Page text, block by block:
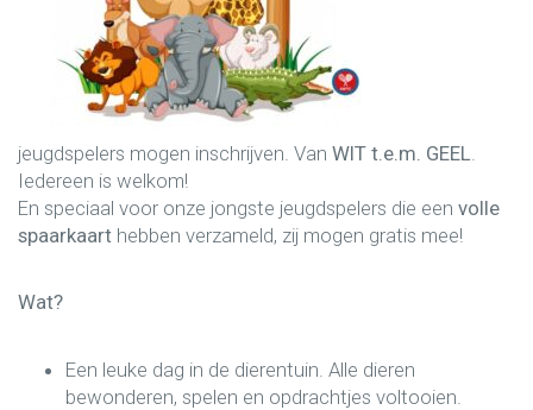
jeugdspelers mogen inschrijven. Van WIT t.e.m. GEEL
Iedereen is welkom!
En speciaal voor onze jongste jeugdspelers die een volle
spaarkaart hebben verzameld, zij mogen gratis mee!
Wat?
Een leuke dag in de dierentuin. Alle dieren
bewonderen, spelen en opdrachtjes voltooien.